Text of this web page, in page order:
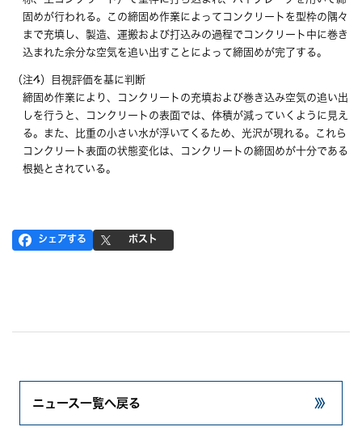
固めが行われる。この締固め作業によってコンクリートを型枠の隅々
まで充填し、製造、運搬および打込みの過程でコンクリート中に巻き
込まれた余分な空気を追い出すことによって締固めが完了する。
（注4）目視評価を基に判断
締固め作業により、コンクリートの充填および巻き込み空気の追い出
しを行うと、コンクリートの表面では、体積が減っていくように見え
る。また、比重の小さい水が浮いてくるため、光沢が現れる。これら
コンクリート表面の状態変化は、コンクリートの締固めが十分である
根拠とされている。
シェアする ポスト
ニュース一覧へ戻る